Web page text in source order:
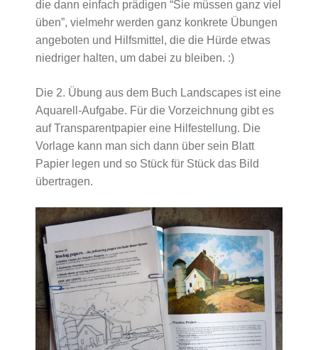
die dann einfach prädigen “Sie müssen ganz viel
üben”, vielmehr werden ganz konkrete Übungen
angeboten und Hilfsmittel, die die Hürde etwas
niedriger halten, um dabei zu bleiben. :)
Die 2. Übung aus dem Buch Landscapes ist eine
Aquarell-Aufgabe. Für die Vorzeichnung gibt es
auf Transparentpapier eine Hilfestellung. Die
Vorlage kann man sich dann über sein Blatt
Papier legen und so Stück für Stück das Bild
übertragen.